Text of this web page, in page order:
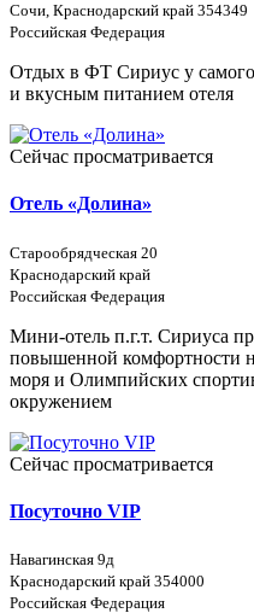
Сочи, Краснодарский край 354349
Российская Федерация
Отдых в ФТ Сириус у самого
и вкусным питанием отеля
Сейчас просматривается
Отель «Долина»
Старообрядческая 20
Краснодарский край
Российская Федерация
Мини-отель п.г.т. Сириуса
повышенной комфортности
моря и Олимпийских
окружением
Сейчас просматривается
Посуточно VIP
Навагинская 9д
Краснодарский край 354000
Российская Федерация